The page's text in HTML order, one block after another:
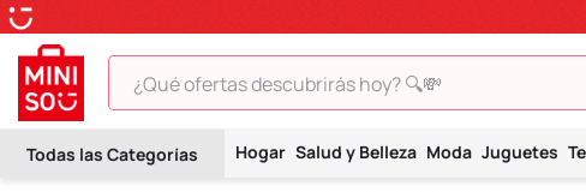
¿Qué ofertas descubrirás hoy? 🔍💸
Hogar Salud y Belleza Moda Juguetes
TÉRMINOS MÁS BUSCADOS